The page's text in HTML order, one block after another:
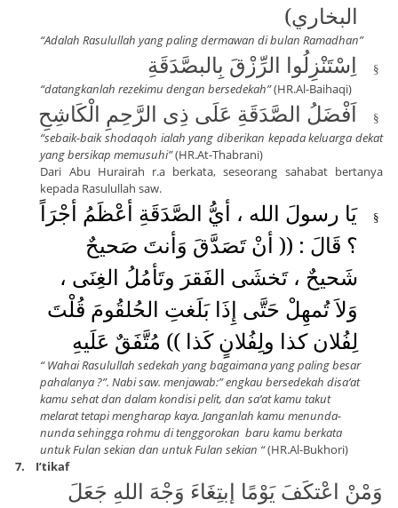
البخاري)
“Adalah Rasulullah yang paling dermawan di bulan Ramadhan”
§ اِسْتَنْزِلُوا الرِّزْقَ بِالبصَّدَقَةِ
“datangkanlah rezekimu dengan bersedekah”(HR.Al-Baihaqi)
§ اَفْضَلُ الصَّدَقَةِ عَلَى ذِى الرَّحِمِ الْكَاشِحِ
“sebaik-baik shodaqoh ialah yang diberikan kepada keluarga dekat
yang bersikap memusuhi”(HR.At-Thabrani)
Dari Abu Hurairah r.a berkata, seseorang sahabat bertanya
kepada Rasulullah saw.
§
يَا رسولَ الله ، أيُّ الصَّدَقَةِ أعْظَمُ أجْرَاً
؟ قَالَ : (( أنْ تَصَدَّقَ وَأنتَ صَحيحٌ
شَحيحٌ ، تَخشَى الفَقرَ وتَأمُلُ الغِنَى ،
وَلاَ تُمهِلْ حَتَّى إِذَا بَلَغتِ الحُلقُومَ قُلْتَ
لِفُلان كذا ولِفُلانٍ كَذا )) مُتَّفَقٌ عَلَيهِ
“ Wahai Rasulullah sedekah yang bagaimana yang paling besar
pahalanya ?”. Nabi saw. menjawab:” engkau bersedekah disa’at
kamu sehat dan dalam kondisi pelit, dan sa’at kamu takut
melarat tetapi mengharap kaya. Janganlah kamu menunda-
nunda sehingga rohmu di tenggorokan baru kamu berkata
untuk Fulan sekian dan untuk Fulan sekian “(HR.Al-Bukhori)
7.
I’tikaf
وَمْنْ اعْتكَفَ يَوْمًا إبتِغَاءَ وَجْهَ اللهِ جَعَلَ